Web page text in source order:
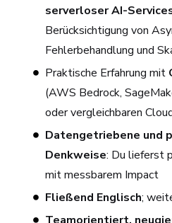
serverloser AI-
Berücksichtigung von
Fehlerbehandlung und
Praktische Erfahrung mit
(AWS Bedrock,
oder vergleichbaren
Datengetriebene und
Denkweise: Du lieferst
mit messbarem Impact
Fließend Englisch;